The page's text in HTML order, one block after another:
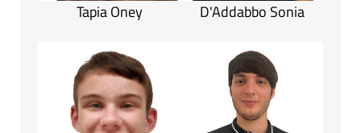
Tapia Oney D'Addabbo Sonia